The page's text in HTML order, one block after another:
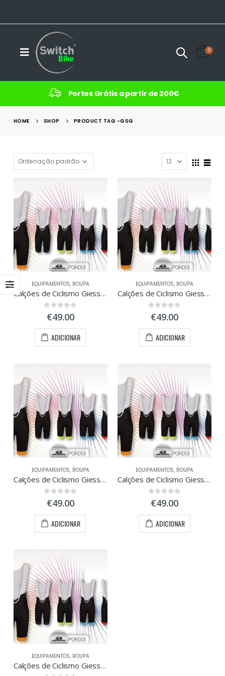
0
Portes Grátis a partir de 200€
HOME SHOP PRODUCT TAG -GSG
EQUIPAMENTOS, ROUPA
Calções de Ciclismo Giessegi Pordoi Tamanho L
out of 5
€49.00
ADICIONAR
EQUIPAMENTOS, ROUPA
Calções de Ciclismo Giessegi Pordoi Tamanho M
out of 5
€49.00
ADICIONAR
EQUIPAMENTOS, ROUPA
Calções de Ciclismo Giessegi Pordoi Tamanho XL
out of 5
€49.00
ADICIONAR
EQUIPAMENTOS, ROUPA
Calções de Ciclismo Giessegi Pordoi Tamanho XS
out of 5
€49.00
ADICIONAR
EQUIPAMENTOS, ROUPA
Calções de Ciclismo Giessegi Pordoi Tamanho XXL